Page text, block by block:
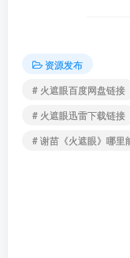
资源发布
# 火遮眼百度网盘链接
# 火遮眼迅雷下载链接
# 谢苗《火遮眼》哪里